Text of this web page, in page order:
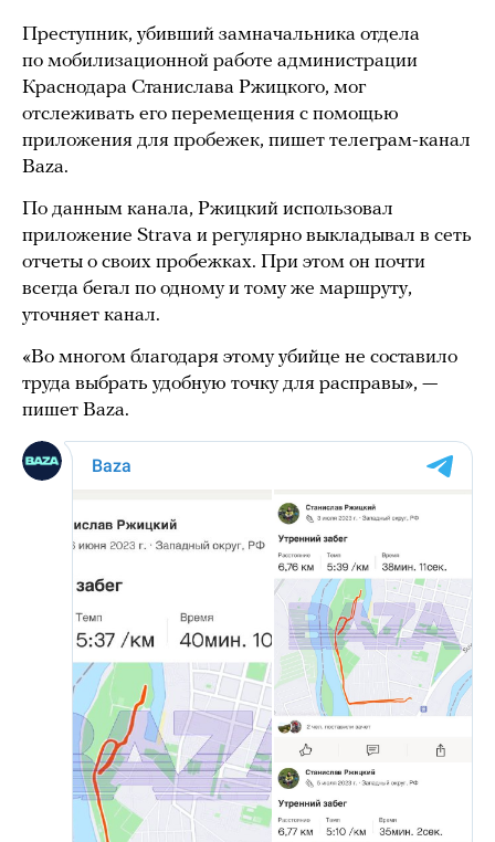
Преступник, убивший замначальника отдела
по мобилизационной работе администрации
Краснодара Станислава Ржицкого, мог
отслеживать его перемещения с помощью
приложения для пробежек, пишет телеграм-канал
Baza.
По данным канала, Ржицкий использовал
приложение Strava и регулярно выкладывал в сеть
отчеты о своих пробежках. При этом он почти
всегда бегал по одному и тому же маршруту,
уточняет канал.
«Во многом благодаря этому убийце не составило
труда выбрать удобную точку для расправы», —
пишет Baza.